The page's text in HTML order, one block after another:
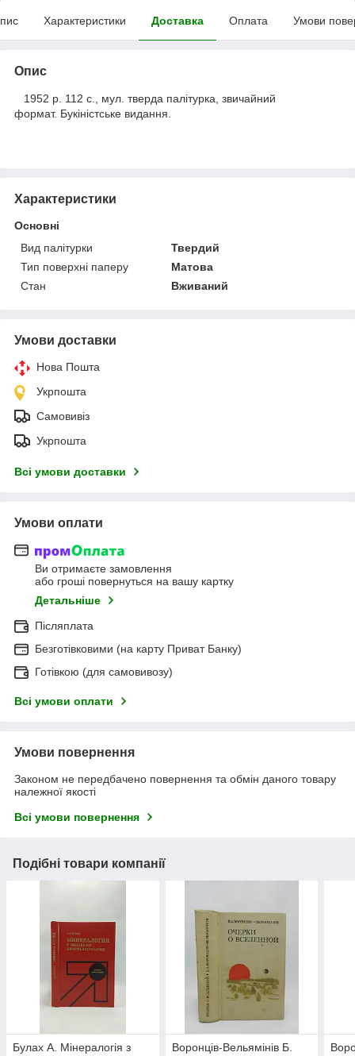
Характеристики Доставка Оплата Умови
Опис
1952 р. 112 с., мул. тверда палітурка, звичайний
формат. Букіністське видання.
Характеристики
Основні
Вид палітурки
Твердий
Тип поверхні паперу
Матова
Стан
Вживаний
Умови доставки
Нова Пошта
Укрпошта
Самовивіз
Укрпошта
Всі умови доставки
Умови оплати
Ви отримаєте замовлення
або гроші повернуться на вашу картку
Детальніше
Післяплата
Безготівковими (на карту Приват Банку)
Готівкою (для самовивозу)
Всі умови оплати
Умови повернення
Законом не передбачено повернення та обмін даного товару
належної якості
Всі умови повернення
Подібні товари компанії
Булах А. Мінералогія з
Воронців-Вельямінів Б.